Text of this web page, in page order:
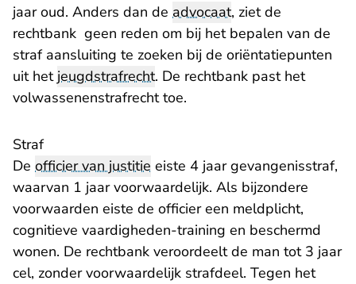
jaar oud. Anders dan de advocaat, ziet de
rechtbank geen reden om bij het bepalen van de
straf aansluiting te zoeken bij de oriëntatiepunten
uit het jeugdstrafrecht. De rechtbank past het
volwassenenstrafrecht toe.
Straf
De officier van justitie eiste 4 jaar gevangenisstraf,
waarvan 1 jaar voorwaardelijk. Als bijzondere
voorwaarden eiste de officier een meldplicht,
cognitieve vaardigheden-training en beschermd
wonen. De rechtbank veroordeelt de man tot 3 jaar
cel, zonder voorwaardelijk strafdeel. Tegen het